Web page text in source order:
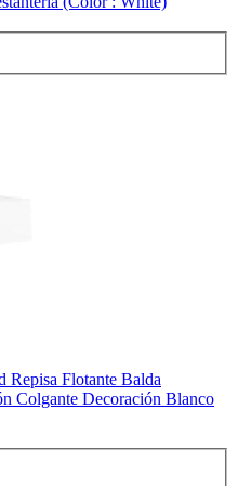
Repisa Flotante Balda
Colgante Decoración Blanco